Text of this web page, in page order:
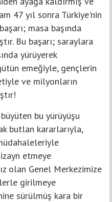
47 yıl sonra Türkiye'nin
masa başında
Bu başarı; saraylara
yürüyerek
emeğiyle, gençlerin
ve milyonların
bu yürüyüşu
butlan kararlarıyla,
etmeye
olan Genel Merkezimize
girilmeye
sürülmüş kara bir